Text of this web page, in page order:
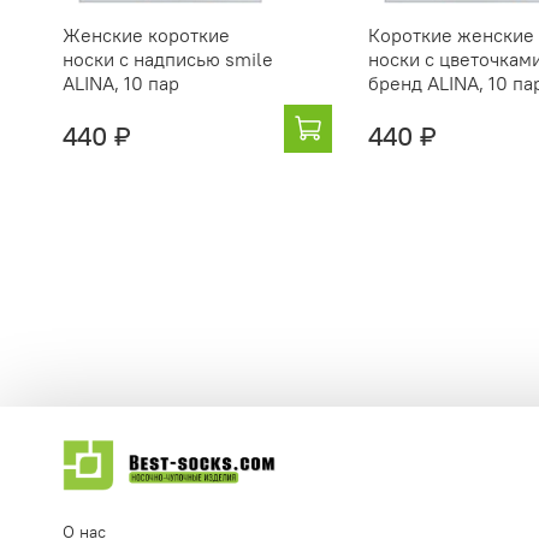
Женские короткие
носки с надписью smile
ALINA, 10 пар
440 ₽
Короткие женские
носки с
бренд ALINA, 10
440 ₽
О нас